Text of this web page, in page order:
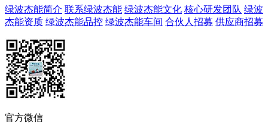
绿波杰能简介 联系绿波杰能 绿波杰能文化 核心研发团队 绿波
杰能资质 绿波杰能品控 绿波杰能车间 合伙人招募 供应商招募
官方微信